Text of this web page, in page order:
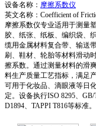
设备名称： 摩擦系数仪
英文名称：Coefficient of
摩擦系数仪专业适用于测量
胶、纸张、纸板、编织袋、
缆用金属材料复合带、输送
刷、鞋材、轮胎等材料滑动
擦系数。通过测量材料的滑
料生产质量工艺指标，满足
可用于化妆品、滴眼液等日
定。设备执行ISO 8295、
D1894、TAPPI T816等标准。